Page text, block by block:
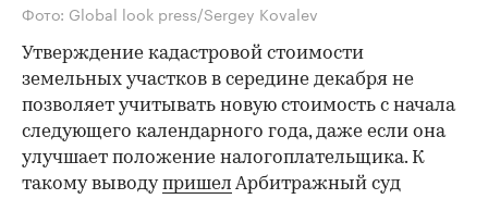
Фото: Global look press/Sergey Kovalev
Утверждение кадастровой стоимости
земельных участков в середине декабря не
позволяет учитывать новую стоимость с начала
следующего календарного года, даже если она
улучшает положение налогоплательщика. К
такому выводупришел Арбитражный суд